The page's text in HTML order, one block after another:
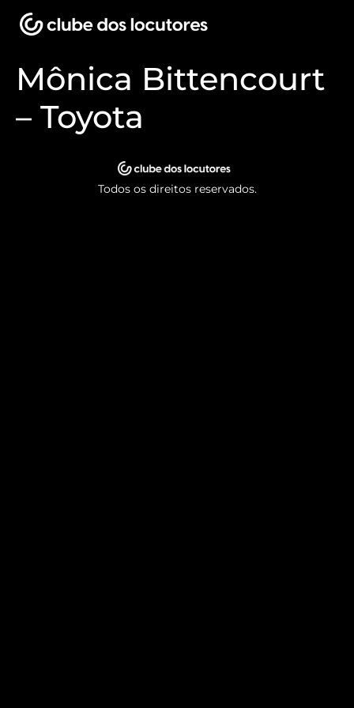
Mônica Bittencourt
– Toyota
Todos os direitos reservados.